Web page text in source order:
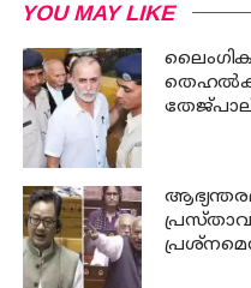
YOU MAY LIKE